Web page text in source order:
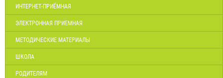
ИНТЕРНЕТ-ПРИЁМНАЯ
ЭЛЕКТРОННАЯ ПРИЕМНАЯ
МЕТОДИЧЕСКИЕ МАТЕРИАЛЫ
ШКОЛА
РОДИТЕЛЯМ